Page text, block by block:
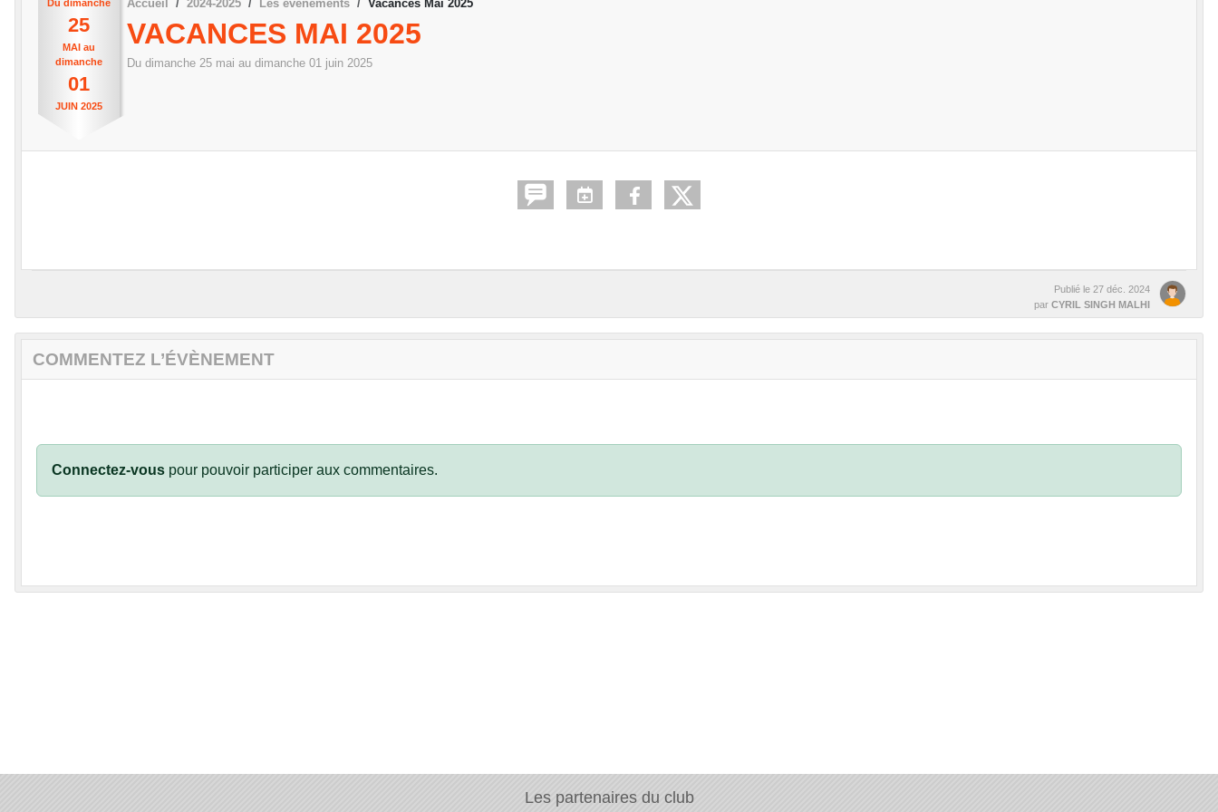
Du dimanche
25
MAI au
dimanche
01
JUIN 2025
Accueil 2024-2025 Les évènements Vacances Mai 2025
VACANCES MAI 2025
Du dimanche 25 mai au dimanche 01 juin 2025
Publié le 27 déc. 2024
par CYRIL SINGH MALHI
COMMENTEZ L’ÉVÈNEMENT
Connectez-vous pour pouvoir participer aux commentaires.
Les partenaires du club